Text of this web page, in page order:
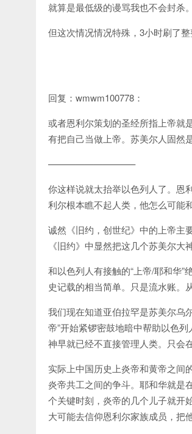
就算是最低级的谩骂我也不会封杀。
但这次情况情况特殊，3小时刷了
回复：wmwm100778：
或者恩利尔策划的圣经所指上帝就
有把自己当做上帝。苏美尔人固然
—————————–
你这样说就太抬举以色列人了。恩
利尔根本瞧不起人类，他怎么可能
诚然《旧约，创世纪》中的上帝主
《旧约》中显然把这几个苏美尔大
和以色列人有接触的“上帝/耶和华
史记载的相当简单。只是流水账。
我们现在知道亚伯拉罕是苏美尔乌
帝”开始紧锣密鼓地暗中帮助以色
神早就已经不直接管理人类。只会
实际上中国历史上炎帝和黄帝之间
炎帝共工之间的争斗。耶和华就是
个关键时刻，炎帝的几个儿子就开
大可能去信仰恩利尔家族成员，把